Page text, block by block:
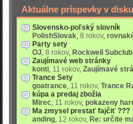
Aktuálne príspevky v
Slovensko-poľský slovník
PolishSlovak 8 rokov,
Party sety
OJ 8 rokov, Rockwell Subclub
Zaujímavé web stránky
konti 11 rokov, Zaujímavé
Trance Sety
goatrance 11 rokov, Trance
kúpa a predaj zbožia
Mirec 11 rokov, pokazeny
Ma zmysel prestať fajčiť ???
anding 12 rokov, Re: určite